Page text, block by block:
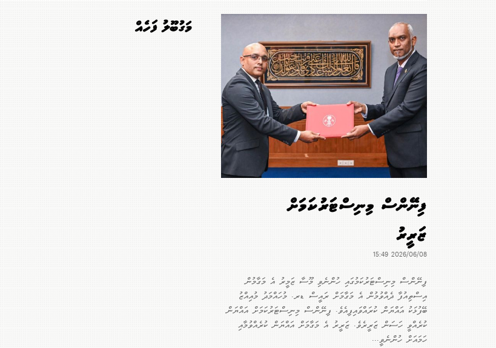
ފިނޭންސް މިނިސްޓަރުކަމަށް
ޒަރީރު
2026/06/08 15:49
ފިނޭންސް މިނިސްޓަރުކަމުގައި ހުންނެވި މޫސާ ޒަމީރު އެ މަގާމުން
އިސްތިއުފާ ދެއްވުމުން އެ މަގާމަށް ރައީސް ޑރ. މުހައްމަދު މުއިއްޒު
ބޭފުޅަކު އައްޔަން ކުރައްވައިފިއެވެ. ފިނޭންސް މިނިސްޓަރުކަމަށް އައްޔަން
ކުރެއްވީ ހަސަން ޒަރީރެވެ. ޒަރީރު އެ މަގާމަށް އައްޔަން ކުރެއްވުމާއި
ހަމައަށް ހުންނެވީ...
މަގުބޫލު ފަހެއް